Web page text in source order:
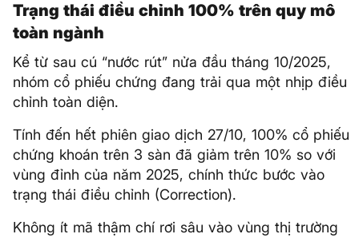
Trạng thái điều chỉnh 100% trên quy mô
toàn ngành
Kể từ sau cú “nước rút” nửa đầu tháng 10/2025,
nhóm cổ phiếu chứng đang trải qua một nhịp điều
chỉnh toàn diện.
Tính đến hết phiên giao dịch 27/10, 100% cổ phiếu
chứng khoán trên 3 sàn đã giảm trên 10% so với
vùng đỉnh của năm 2025, chính thức bước vào
trạng thái điều chỉnh (Correction).
Không ít mã thậm chí rơi sâu vào vùng thị trường